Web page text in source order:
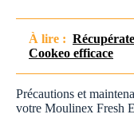
À lire :
Cookeo efficace
Précautions et
votre Moulinex Fresh